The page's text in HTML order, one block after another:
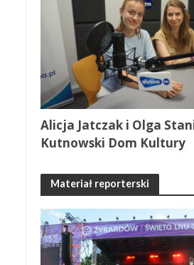
Alicja Jatczak i Olga
Kutnowski Dom Kultury
Materiał reporterski